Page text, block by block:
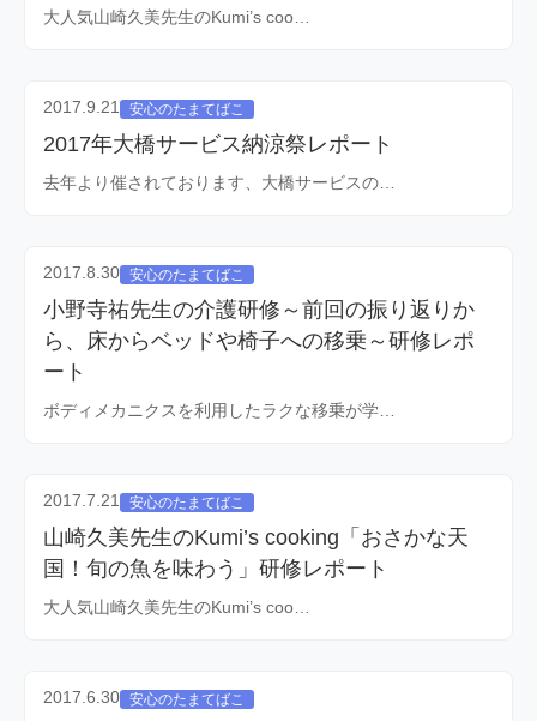
大人気山崎久美先生のKumi’s coo…
2017.9.21 安心のたまてばこ
2017年大橋サービス納涼祭レポート
去年より催されております、大橋サービスの…
2017.8.30 安心のたまてばこ
小野寺祐先生の介護研修～前回の振り返りか
ら、床からベッドや椅子への移乗～研修レポ
ート
ボディメカニクスを利用したラクな移乗が学…
2017.7.21 安心のたまてばこ
山崎久美先生のKumi’s cooking「おさかな天
国！旬の魚を味わう」研修レポート
大人気山崎久美先生のKumi’s coo…
2017.6.30 安心のたまてばこ